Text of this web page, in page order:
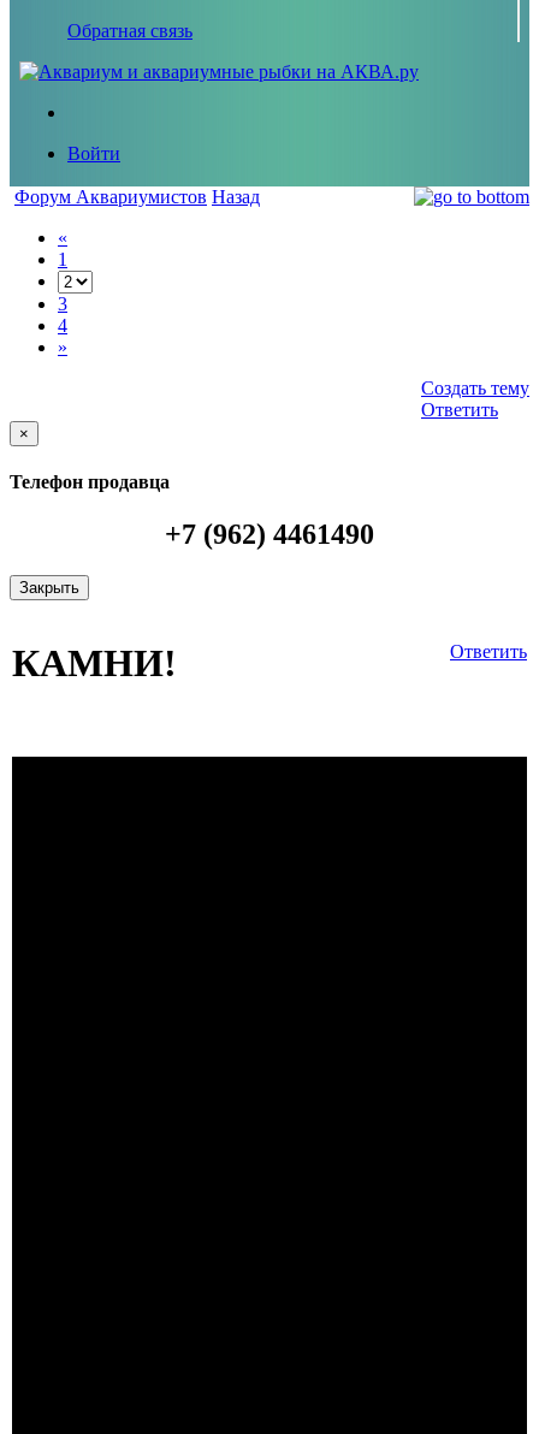
Обратная связь
Войти
Форум Аквариумистов Назад
«
1
3
4
»
Создать тему
Ответить
×
Телефон продавца
+7 (962) 4461490
Закрыть
Ответить
КАМНИ!